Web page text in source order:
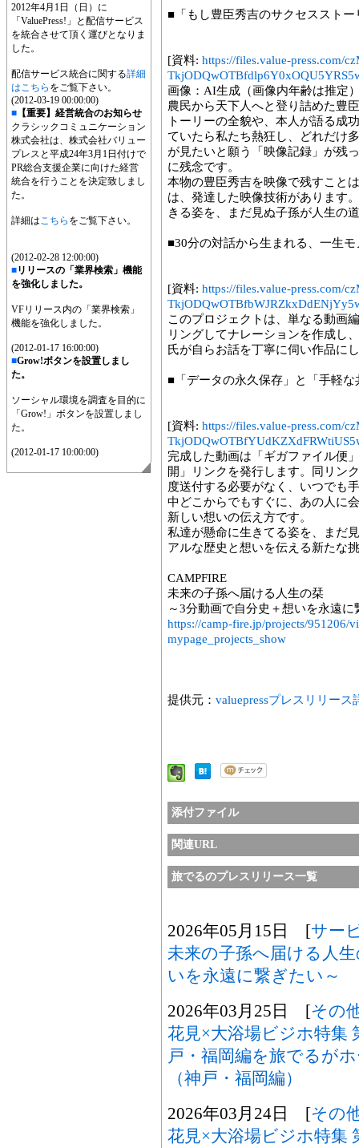
2012年4月1日（日）に
「ValuePress!」と配信サービス
を統合させて頂く運びとなりま
した。
配信サービス統合に関する詳細
はこちら をご覧下さい。
(2012-03-19 00:00:00)
■ 【重要】経営統合のお知らせ
クラシックコミュニケーション
株式会社は、株式会社バリュー
プレスと平成24年3月1日付けで
PR総合支援企業に向けた経営
統合を行うことを決定致しまし
た。
詳細はこちら をご覧下さい。
(2012-02-28 12:00:00)
■リリースの「業界検索」機能
を強化しました。
VFリリース内の「業界検索」
機能を強化しました。
(2012-01-17 16:00:00)
■Grow!ボタンを設置しまし
た。
ソーシャル環境を調査を目的に
「Grow!」ボタンを設置しまし
た。
(2012-01-17 10:00:00)
■「もし豊臣秀吉のサクセススト
[資料: https://files.value-press.com/
画像：AI生成（画像内年齢は推定
農民から天下人へと登り詰めた豊
トーリーの全貌や、本人が語る成
ていたら私たち熱狂し、どれだけ
が見たいと願う「映像記録」が残
に残念です。
本物の豊臣秀吉を映像で残すこと
は、発達した映像技術があります
きる姿を、まだ見ぬ子孫が人生の
■30分の対話から生まれる、一生
[資料: https://files.value-press.com/
このプロジェクトは、単なる動画
リングしてナレーションを作成し
氏が自らお話を丁寧に伺い作品に
■「データの永久保存」と「手軽
[資料: https://files.value-press.com/
完成した動画は「ギガファイル便
開」リンクを発行します。同リン
度送付する必要がなく、いつでも
中どこからでもすぐに、あの人に
新しい想いの伝え方です。
私達が懸命に生きてる姿を、まだ
アルな歴史と想いを伝える新たな
CAMPFIRE
未来の子孫へ届ける人生の栞
～3分動画で自分史＋想いを永遠に
https://camp-fire.jp/projects/951206/
mypage_projects_show
提供元： valuepressプレスリリース
添付ファイル
関連URL
旅でるのプレスリリース一覧
2026年05月15日 [サー
未来の子孫へ届ける人
いを永遠に繋ぎたい～
2026年03月25日 [その
花見×大浴場ビジホ特集
戸・福岡編を旅でるが
（神戸・福岡編）
2026年03月24日 [その
花見×大浴場ビジホ特集